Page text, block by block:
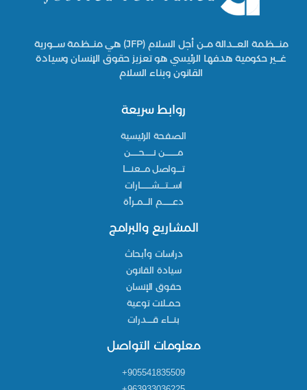
منـــظمة العـــدالة مــن أجل السلام (JFP) هي منــظمة ســـورية
غـــير حكومية هدفها الرئيسي هو تعزيز حقوق الإنسان وسيادة
القانون وبناء السلام
روابط سريعة
الصفحة الرئيسية
مـــــــــن نــــــحــــــن
تــــواصل مـــعنــــا
اســـتــــشــــــــارات
دعـــــــم الـــمــرأة
المشاريع والبرامج
دراسات وأبحاث
سيادة القانون
حقوق الإنسان
حمــلات توعية
بنـــاء قــــدرات
معلومات التواصل
905541835509+